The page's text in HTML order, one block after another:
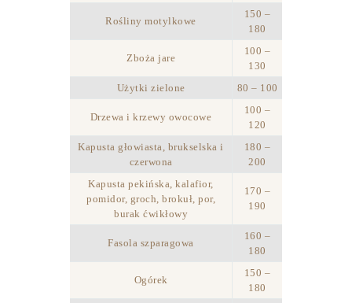
Rośliny motylkowe
150 –
180
Zboża jare
100 –
130
Użytki zielone
80 – 100
Drzewa i krzewy owocowe
100 –
120
Kapusta głowiasta, brukselska i
czerwona
180 –
200
Kapusta pekińska, kalafior,
pomidor, groch, brokuł, por,
burak ćwikłowy
170 –
190
Fasola szparagowa
160 –
180
Ogórek
150 –
180